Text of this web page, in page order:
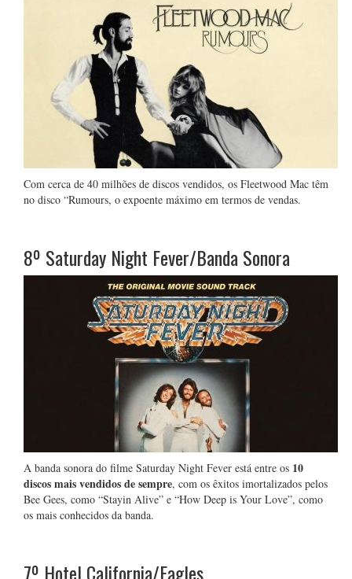
Com cerca de 40 milhões de discos vendidos, os Fleetwood Mac têm
no disco “Rumours, o expoente máximo em termos de vendas.
8º Saturday Night Fever/Banda Sonora
A banda sonora do filme Saturday Night Fever está entre os 10
discos mais vendidos de sempre, com os êxitos imortalizados pelos
Bee Gees, como “Stayin Alive” e “How Deep is Your Love”, como
os mais conhecidos da banda.
7º Hotel California/Eagles